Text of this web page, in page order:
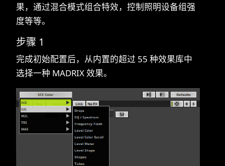
果，通过混合模式组合特效，控制照明设备组强
度等等。
步骤 1
完成初始配置后，从内置的超过 55 种效果库中
选择一种 MADRIX 效果。